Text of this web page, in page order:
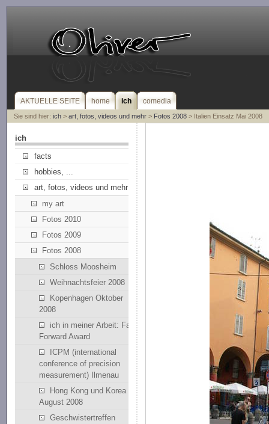
AKTUELLE SEITE home ich comedia
Sie sind hier: ich> art, fotos, videos und mehr> Fotos 2008> Italien Einsatz Mai 2008
ich
facts
hobbies, ...
art, fotos, videos und mehr
my art
Fotos 2010
Fotos 2009
Fotos 2008
Schloss Moosheim
Weihnachtsfeier 2008
Kopenhagen Oktober
2008
ich in meiner Arbeit: Fast
Forward Award
ICPM (international
conference of precision
measurement) Ilmenau
Hong Kong und Korea
August 2008
Geschwistertreffen